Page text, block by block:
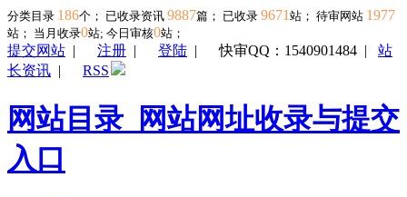
分类目录 186个； 已收录资讯 9887篇； 已收录 9671 站； 待审网站 1977
站； 当月收录0站; 今日审核0站；
提交网站 | 注册 | 登陆 |快审QQ：1540901484 | 站
长资讯 | RSS
网站目录_网站网址收录与提交
入口